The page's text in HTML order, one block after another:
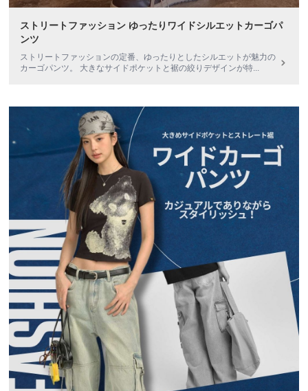
ストリートファッション ゆったりワイドシルエットカーゴパ
ンツ
ストリートファッションの定番、ゆったりとしたシルエットが魅力の
カーゴパンツ。 大きなサイドポケットと裾の絞りデザインが特...